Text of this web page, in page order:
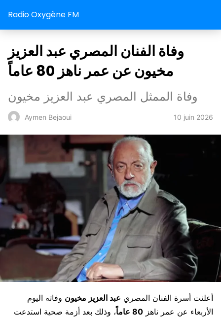
Radio Oxygène FM
وفاة الفنان المصري عبد العزيز
مخيون عن عمر ناهز 80 عاماً
وفاة الممثل المصري عبد العزيز مخيون
Aymen Bejaoui 10 juin 2026
أعلنت أسرة الفنان المصري عبد العزيز مخيون وفاته اليوم
الأربعاء عن عمر ناهز 80 عاماً
، وذلك بعد أزمة صحية استدعت